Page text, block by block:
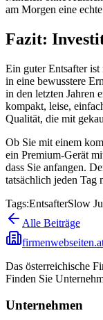
am Morgen eine
Fazit:
Ein guter Entsafter
in eine bewusstere
in den letzten Jahren
kompakt, leise,
Qualität, die mit
Ob Sie mit einem
ein Premium-Gerät
dass Sie anfangen.
tatsächlich jeden Tag
Tags:EntsafterSlow
Alle Beiträge
Das österreichische
Finden Sie
Unternehmen